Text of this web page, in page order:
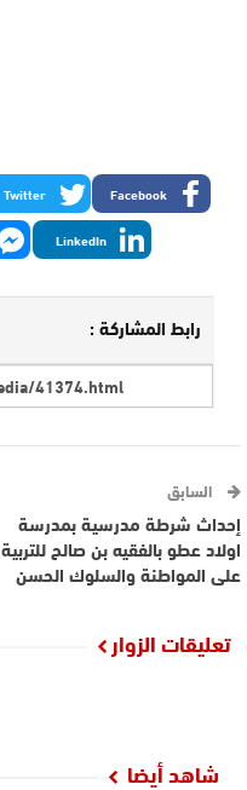
Facebook
Twitter
LinkedIn
رابط المشاركة :
السابق
إحداث شرطة مدرسية بمدرسة
اولاد عطو بالفقيه بن صالح للتربية
على المواطنة والسلوك الحسن
تعليقات الزوار
شاهد أيضا